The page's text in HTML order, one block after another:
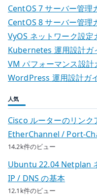
CentOS 7 サーバー管理
CentOS 8 サーバー管理
VyOS ネットワーク設定
Kubernetes 運用設計ガ
VM パフォーマンス設計
WordPress 運用設計ガ
人気
Cisco ルーターのリンク
EtherChannel / Port-
14.2k件のビュー
Ubuntu 22.04 Netplan
IP / DNS の基本
12.1k件のビュー